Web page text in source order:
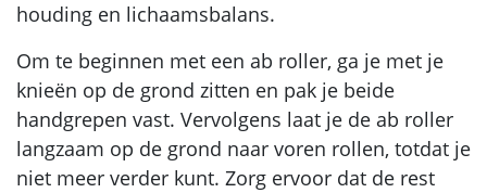
houding en lichaamsbalans.
Om te beginnen met een ab roller, ga je met je
knieën op de grond zitten en pak je beide
handgrepen vast. Vervolgens laat je de ab roller
langzaam op de grond naar voren rollen, totdat je
niet meer verder kunt. Zorg ervoor dat de rest